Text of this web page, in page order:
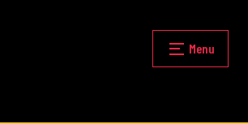
Fermer
Menu